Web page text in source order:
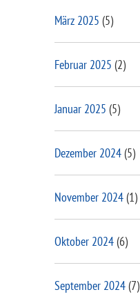
März 2025 (5)
Februar 2025 (2)
Januar 2025 (5)
Dezember 2024(5)
November 2024(1)
Oktober 2024(6)
September 2024(7)